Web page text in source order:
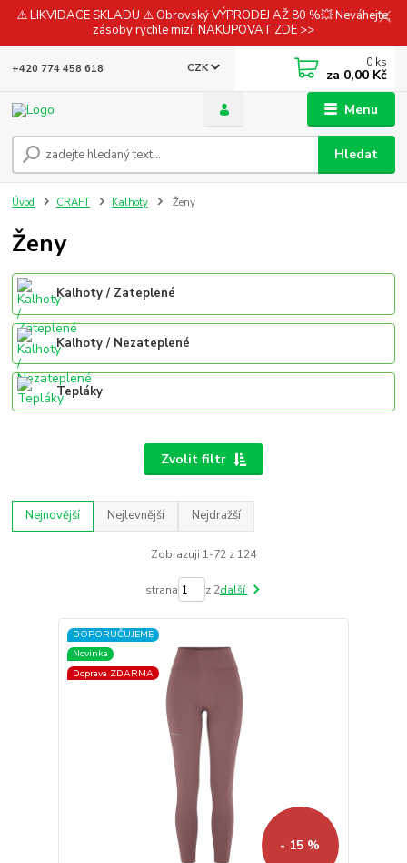
⚠️ LIKVIDACE SKLADU ⚠️ Obrovský VÝPRODEJ AŽ 80 %💥 Neváhejte,
zásoby rychle mizí. NAKUPOVAT ZDE >>
Menu
CZK
Hledat
+420 774 458 618 0 ks
za 0,00 Kč
Úvod CRAFT Kalhoty Ženy
Ženy
Kalhoty / Zateplené
Kalhoty / Nezateplené
Tepláky
Zvolit filtr
Nejnovější Nejlevnější Nejdražší
Zobrazuji 1-72 z 124
strana z 2další
DOPORUČUJEME
Novinka
Doprava ZDARMA
- 15 %